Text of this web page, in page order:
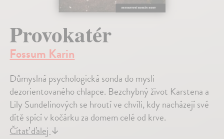
Provokatér
Fossum Karin
Důmyslná psychologická sonda do mysli
dezorientovaného chlapce. Bezchybný život Karstena a
Lily Sundelinových se hroutí ve chvíli, kdy nacházejí své
dítě spící v kočárku za domem celé od krve.
Čítať ďalej↓